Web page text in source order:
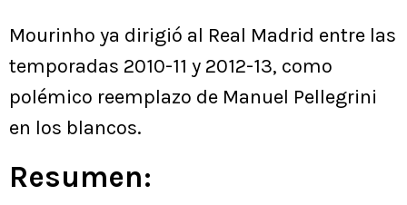
Mourinho ya dirigió al Real Madrid entre las
temporadas 2010-11 y 2012-13, como
polémico reemplazo de Manuel Pellegrini
en los blancos.
Resumen: